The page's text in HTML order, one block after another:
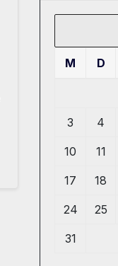
M D
3 4
10 11
17 18
24 25
31